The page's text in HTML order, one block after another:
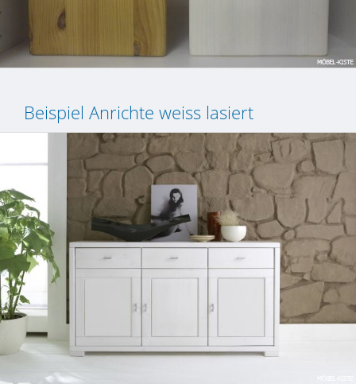
Beispiel Anrichte weiss lasiert